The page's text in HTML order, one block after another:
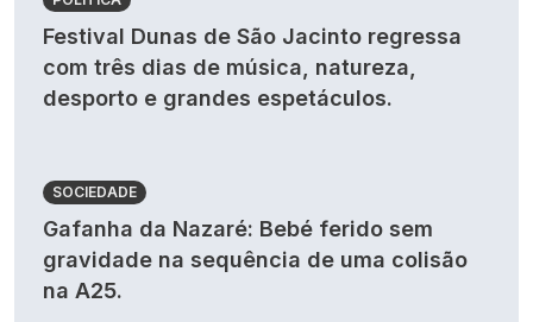
Festival Dunas de São Jacinto regressa
com três dias de música, natureza,
desporto e grandes espetáculos.
SOCIEDADE
Gafanha da Nazaré: Bebé ferido sem
gravidade na sequência de uma colisão
na A25.